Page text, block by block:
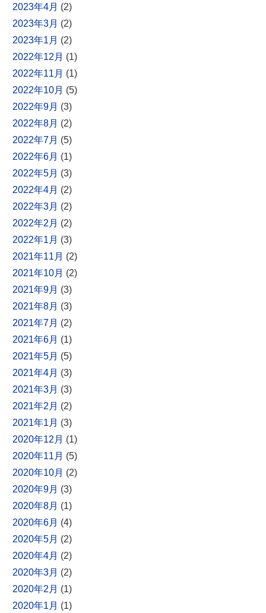
2023年4月 (2)
2023年3月 (2)
2023年1月 (2)
2022年12月 (1)
2022年11月 (1)
2022年10月 (5)
2022年9月 (3)
2022年8月 (2)
2022年7月 (5)
2022年6月 (1)
2022年5月 (3)
2022年4月 (2)
2022年3月 (2)
2022年2月 (2)
2022年1月 (3)
2021年11月 (2)
2021年10月 (2)
2021年9月 (3)
2021年8月 (3)
2021年7月 (2)
2021年6月 (1)
2021年5月 (5)
2021年4月 (3)
2021年3月 (3)
2021年2月 (2)
2021年1月 (3)
2020年12月 (1)
2020年11月 (5)
2020年10月 (2)
2020年9月 (3)
2020年8月 (1)
2020年6月 (4)
2020年5月 (2)
2020年4月 (2)
2020年3月 (2)
2020年2月 (1)
2020年1月 (1)